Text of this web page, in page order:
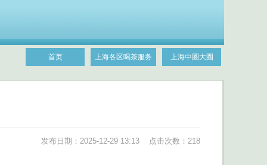
首页 上海各区喝茶服务 上海中圈大圈
发布日期：2025-12-29 13:13 点击次数：218